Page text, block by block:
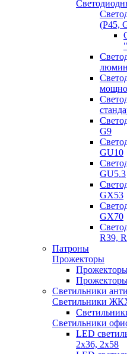
(P45,
G9
GU10
GU5.3
GX53
GX70
R39,
Патроны
Прожекторы
Светильники
Светильники
Светильники
LED
2х36, 2х58